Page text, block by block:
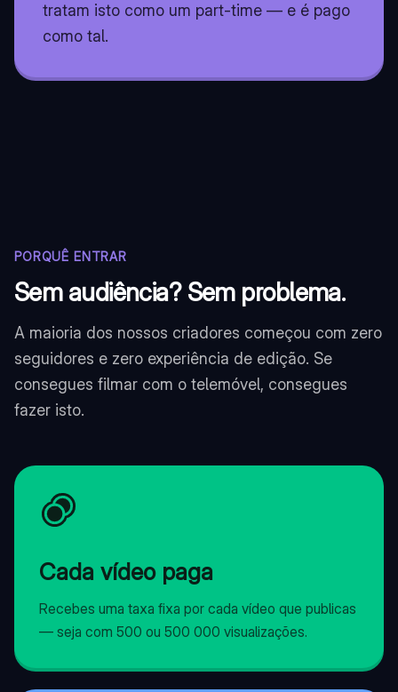
tratam isto como um part-time — e é pago
como tal.
PORQUÊ ENTRAR
Sem audiência? Sem problema.
A maioria dos nossos criadores começou com zero
seguidores e zero experiência de edição. Se
consegues filmar com o telemóvel, consegues
fazer isto.
Cada vídeo paga
Recebes uma taxa fixa por cada vídeo que publicas
— seja com 500 ou 500 000 visualizações.